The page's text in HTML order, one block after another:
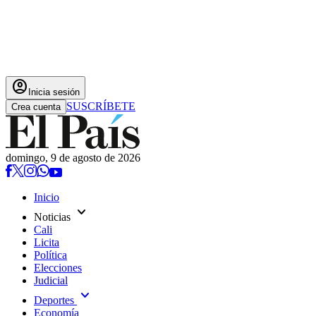
account_circle Inicia sesión
Crea cuenta SUSCRÍBETE
domingo, 9 de agosto de 2026
Inicio
Noticias expand_more
Cali
Licita
Política
Elecciones
Judicial
Deportes expand_more
Economía